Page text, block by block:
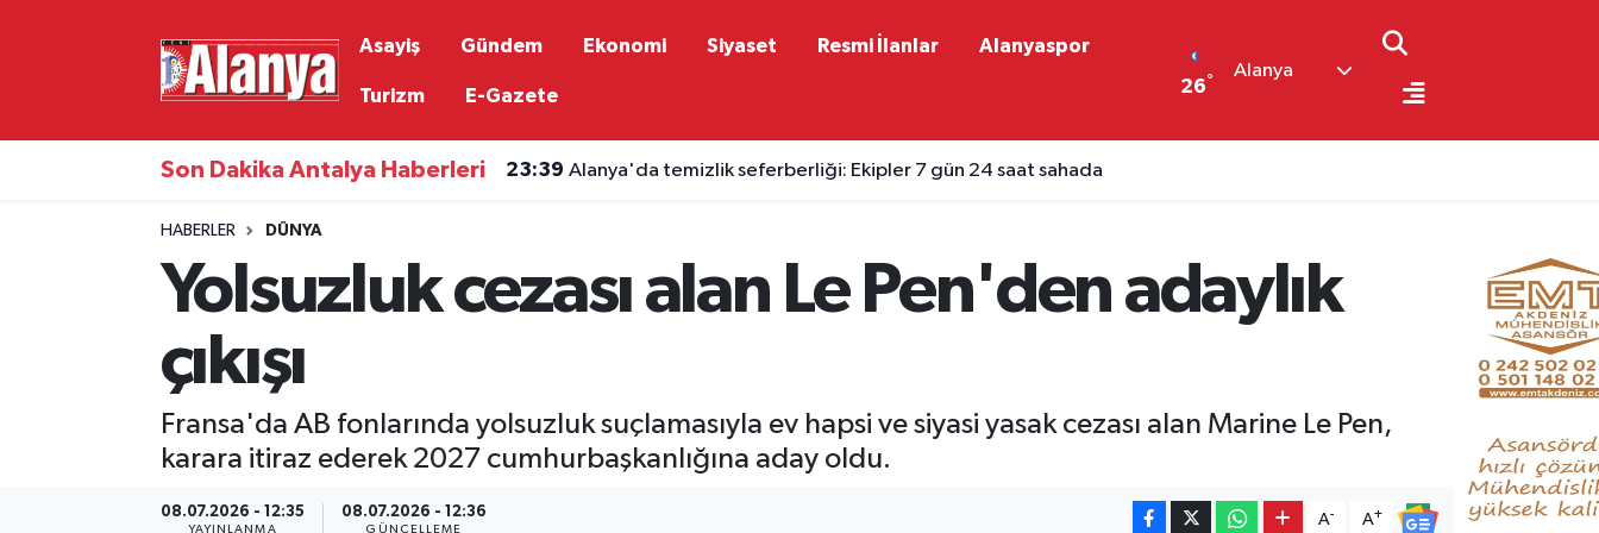
Asayiş Gündem Ekonomi Siyaset Resmi İlanlar Alanyaspor
Turizm E-Gazete 26°
Alanya
Son Dakika Antalya Haberleri 23:39 Alanya'da temizlik seferberliği: Ekipler 7 gün 24 saat sahada
HABERLER DÜNYA
Yolsuzluk cezası alan Le Pen'den adaylık
çıkışı
Fransa'da AB fonlarında yolsuzluk suçlamasıyla ev hapsi ve siyasi yasak cezası alan Marine Le Pen,
karara itiraz ederek 2027 cumhurbaşkanlığına aday oldu.
08.07.2026 - 12:35
YAYINLANMA
08.07.2026 - 12:36
GÜNCELLEME
A- A+
Alanyaspor
Antalya Nöbetçi Eczaneler
Antalya Trafik Yoğunluk Haritası
Süper Lig Puan Durumu ve Fikstür
Tüm Manşetler
Son Dakika Haberleri
Haber Arşivi